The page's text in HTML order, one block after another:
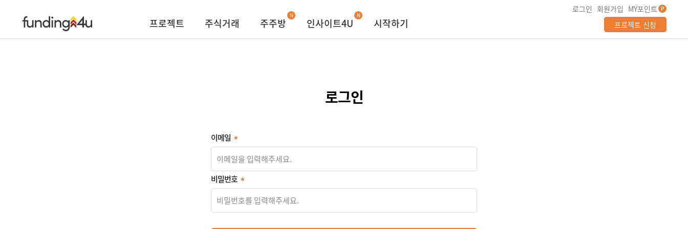
로그인 회원가입 MY포인트 P
프로젝트 주식거래
N
주주방
N
인사이트4U 시작하기 프로젝트 신청
로그인
이메일
비밀번호